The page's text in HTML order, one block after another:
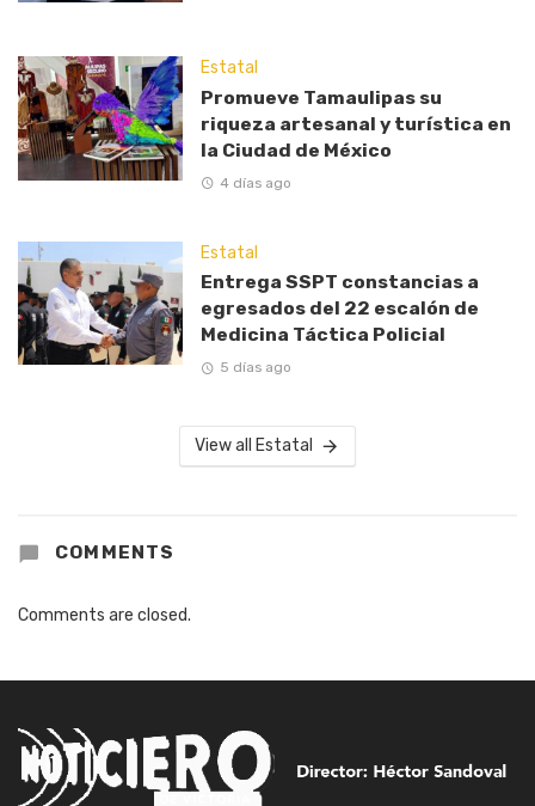
Estatal
Promueve Tamaulipas su
riqueza artesanal y turística en
la Ciudad de México
4 días ago
Estatal
Entrega SSPT constancias a
egresados del 22 escalón de
Medicina Táctica Policial
5 días ago
View all Estatal
COMMENTS
Comments are closed.